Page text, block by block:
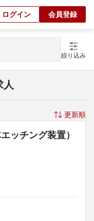
ログイン 会員登録
絞り込み
人
更新順
ッチング装置）